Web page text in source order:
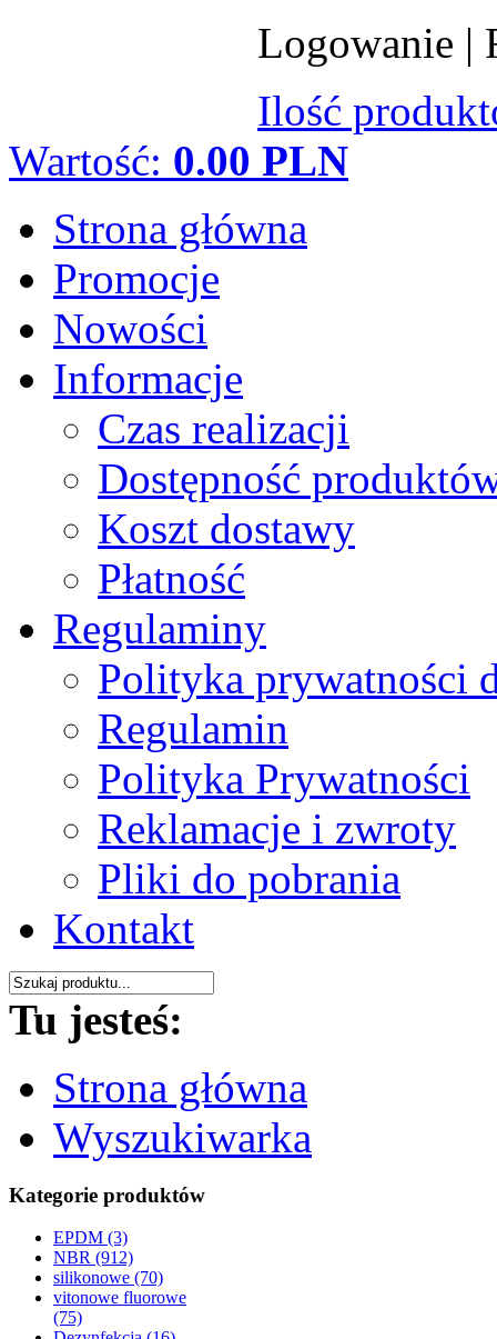
Logowanie |
Ilość
Wartość: 0.00 PLN
Strona główna
Promocje
Nowości
Informacje
Czas realizacji
Dostępność
Koszt dostawy
Płatność
Regulaminy
Polityka prywatności
Regulamin
Polityka Prywatności
Reklamacje i zwroty
Pliki do pobrania
Kontakt
Tu jesteś:
Strona główna
Wyszukiwarka
Kategorie produktów
EPDM (3)
NBR (912)
silikonowe (70)
vitonowe fluorowe
(75)